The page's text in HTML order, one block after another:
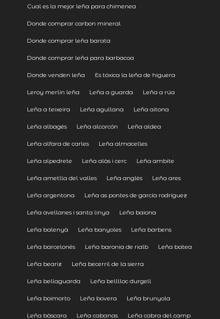
Cual es la mejor leña para chimenea
Donde comprar carbon mineral
Donde comprar leña barata
Donde comprar leña para barbacoa
Donde venden leña Es tóxica la leña de higuera
Leroy merlin leña Leña a guarda Leña a rúa
Leña a teixeira Leña agullana Leña aitona
Leña albagés Leña alcorcón Leña aldea
Leña alfara de carles Leña almacelles
Leña alpedrete Leña alàs i cerc Leña ambite
Leña ametlla del valles Leña anglès Leña ares
Leña argentona Leña as pontes de garcía rodríguez
Leña avellanes i santa linya Leña baiona
Leña balenyà Leña banyoles Leña barbens
Leña barcelonés Leña baronia de rialb Leña batea
Leña beariz Leña becerril de la sierra
Leña bellaguarda Leña belllloc durgell
Leña boimorto Leña bovera Leña brunyola
Leña bàscara Leña cabanas Leña cabra del camp